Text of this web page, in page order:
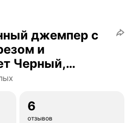
джемпер с
и
Черный,
6
отзывов